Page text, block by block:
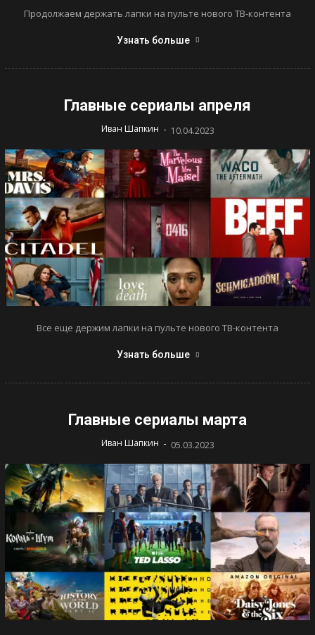
Продолжаем держать лапки на пульте нового ТВ-контента
Узнать больше
Главные сериалы апреля
Иван Шапкин - 10.04.2023
Все еще держим лапки на пульте нового ТВ-контента
Узнать больше
Главные сериалы марта
Иван Шапкин - 05.03.2023